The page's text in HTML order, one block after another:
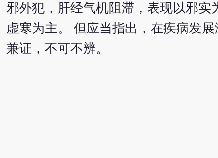
邪外犯，肝经气机阻滞，表现以邪
虚寒为主。 但应当指出，在疾病发
兼证，不可不辨。